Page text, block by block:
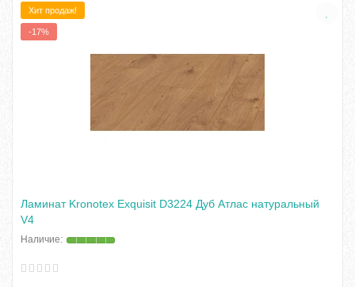
Хит продаж!
-17%
Ламинат Kronotex Exquisit D3224 Дуб Атлас натуральный
V4